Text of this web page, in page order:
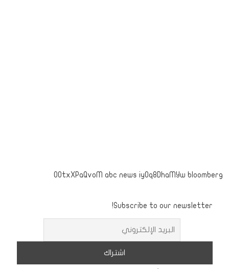
OOtxXPaQvoM abc news iyOq8DhaMYw bloomberg
Subscribe to our newsletter!